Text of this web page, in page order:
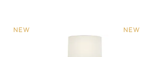
NEW NEW